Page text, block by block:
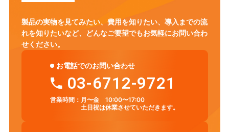
製品の実物を見てみたい、費用を知りたい、導入までの流
れを知りたいなど、
どんなご要望でもお気軽にお問い合わ
せください。
お電話でのお問い合わせ
03-6712-9721
営業時間： 月〜金 10:00〜17:00
土日祝は休業させていただきます。